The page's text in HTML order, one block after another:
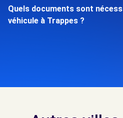
Quels documents sont
véhicule à Trappes ?